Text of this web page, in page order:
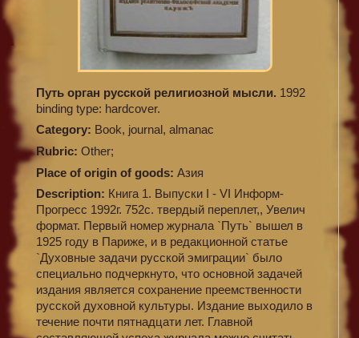
Путь орган русской религиозной мысли. 1992
binding type: hardcover.
Category: Book, journal, almanac
Rubric: Other;
Place of origin of goods: Азия
Description: Книга 1. Выпуски I - VI Информ-
Прогресс 1992г. 752с. твердый переплет,, Увелич
формат. Первый номер журнала `Путь` вышел в
1925 году в Париже, и в редакционной статье
`Духовные задачи русской эмиграции` было
специально подчеркнуто, что основной задачей
издания является сохранение преемственности
русской духовной культуры. Издание выходило в
течение почти пятнадцати лет. Главной